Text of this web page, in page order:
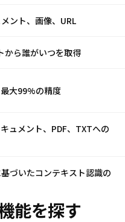
ント、画像、URL
から誰がいつを取得
大99%の精度
ュメント、PDF、TXTへの
づいたコンテキスト認識の
能を探す